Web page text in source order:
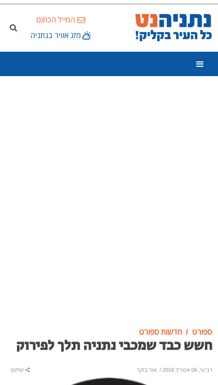
המייל הכתום
מזג אוויר בנתניה
ספורט חדשות ספורט
חשש כבד שמכבי נתניה תלך לפירוק
רביעי, 06 אפריל 2016 / אור בוקר שיתוף